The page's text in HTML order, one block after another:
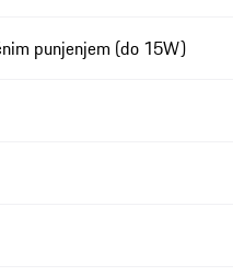
punjenjem (do 15W)